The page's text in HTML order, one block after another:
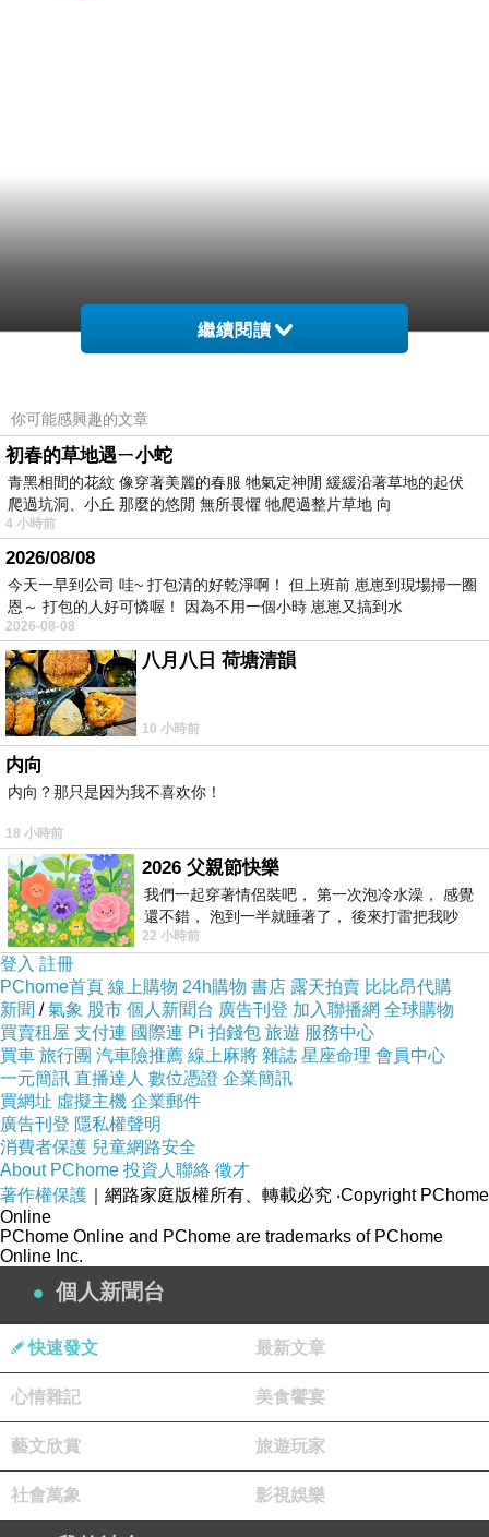
繼續閱讀
你可能感興趣的文章
初春的草地遇ㄧ小蛇
青黑相間的花紋 像穿著美麗的春服 牠氣定神閒 緩緩沿著草地的起伏
爬過坑洞、小丘 那麼的悠閒 無所畏懼 牠爬過整片草地 向
4 小時前
2026/08/08
今天一早到公司 哇~ 打包清的好乾淨啊！ 但上班前 崽崽到現場掃一圈
恩～ 打包的人好可憐喔！ 因為不用一個小時 崽崽又搞到水
2026-08-08
八月八日 荷塘清韻
10 小時前
内向
内向？那只是因为我不喜欢你！
18 小時前
2026 父親節快樂
我們一起穿著情侶裝吧， 第一次泡冷水澡， 感覺
還不錯， 泡到一半就睡著了， 後來打雷把我吵
醒， 手
22 小時前
登入 註冊
PChome首頁 線上購物 24h購物 書店 露天拍賣 比比昂代購
新聞 /氣象 股市 個人新聞台 廣告刊登 加入聯播網 全球購物
買賣租屋 支付連 國際連 Pi 拍錢包 旅遊 服務中心
買車 旅行團 汽車險推薦 線上麻將 雜誌 星座命理 會員中心
一元簡訊 直播達人 數位憑證 企業簡訊
買網址 虛擬主機 企業郵件
廣告刊登 隱私權聲明
消費者保護 兒童網路安全
About PChome 投資人聯絡 徵才
著作權保護 ｜網路家庭版權所有、轉載必究 ‧Copyright PChome
Online
PChome Online and PChome are trademarks of PChome
Online Inc.
個人新聞台
快速發文 最新文章
心情雜記 美食饗宴
藝文欣賞 旅遊玩家
社會萬象 影視娛樂